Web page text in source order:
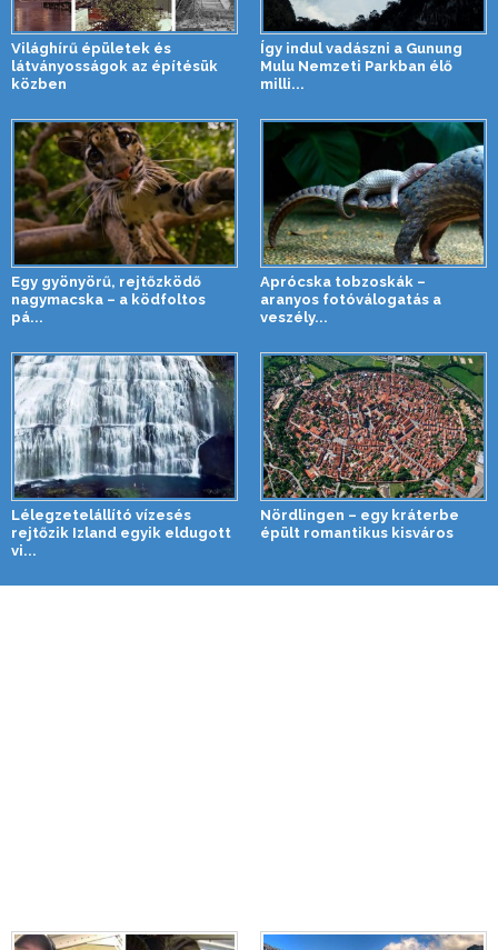
Világhírű épületek és
látványosságok az építésük
közben
Így indul vadászni a Gunung
Mulu Nemzeti Parkban élő
milli...
Egy gyönyörű, rejtőzködő
nagymacska – a ködfoltos
pá...
Aprócska tobzoskák –
aranyos fotóválogatás a
veszély...
Lélegzetelállító vízesés
rejtőzik Izland egyik eldugott
vi...
Nördlingen – egy kráterbe
épült romantikus kisváros